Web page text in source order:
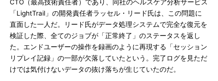
CTO（最高技術責任者）であり、同社のヘルスケア分析サービス
「LightTrail」の開発責任者ラッセル・リード氏は、この問題に
直面した一人だ。リード氏がデータ処理システムで完全な復元を
検証した際、全てのジョブが「正常終了」のステータスを返し
た。エンドユーザーの操作を録画のように再現する「セッション
リプレイ記録」の一部が欠落していたという。完了ログを見ただ
けでは気付けないデータの抜け落ちが生じていたのだ。